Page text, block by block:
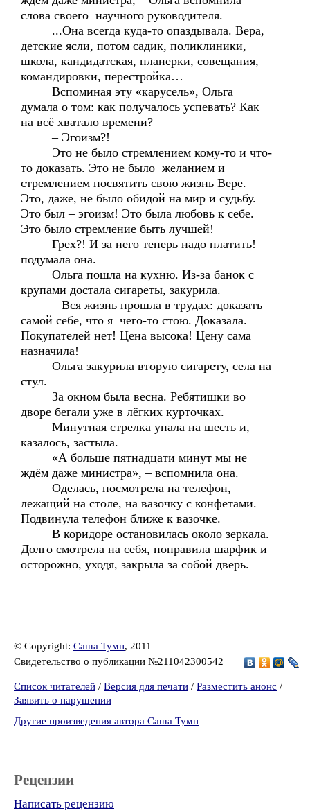
слова своего научного руководителя.
...Она всегда куда-то опаздывала. Вера,
детские ясли, потом садик, поликлиники,
школа, кандидатская, планерки, совещания,
командировки, перестройка…
Вспоминая эту «карусель», Ольга
думала о том: как получалось успевать? Как
на всё хватало времени?
– Эгоизм?!
Это не было стремлением кому-то и что-
то доказать. Это не было желанием и
стремлением посвятить свою жизнь Вере.
Это, даже, не было обидой на мир и судьбу.
Это был – эгоизм! Это была любовь к себе.
Это было стремление быть лучшей!
Грех?! И за него теперь надо платить! –
подумала она.
Ольга пошла на кухню. Из-за банок с
крупами достала сигареты, закурила.
– Вся жизнь прошла в трудах: доказать
самой себе, что я чего-то стою. Доказала.
Покупателей нет! Цена высока! Цену сама
назначила!
Ольга закурила вторую сигарету, села на
стул.
За окном была весна. Ребятишки во
дворе бегали уже в лёгких курточках.
Минутная стрелка упала на шесть и,
казалось, застыла.
«А больше пятнадцати минут мы не
ждём даже министра», – вспомнила она.
Оделась, посмотрела на телефон,
лежащий на столе, на вазочку с конфетами.
Подвинула телефон ближе к вазочке.
В коридоре остановилась около зеркала.
Долго смотрела на себя, поправила шарфик и
осторожно, уходя, закрыла за собой дверь.
© Copyright: Саша Тумп, 2011
Свидетельство о публикации №211042300542
Список читателей / Версия для печати / Разместить анонс /
Заявить о нарушении
Другие произведения автора Саша Тумп
Рецензии
Написать рецензию